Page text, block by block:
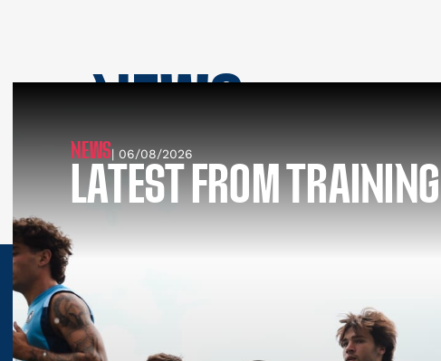
NEWS
NEWS| 06/08/2026
LATEST FROM TRAINING